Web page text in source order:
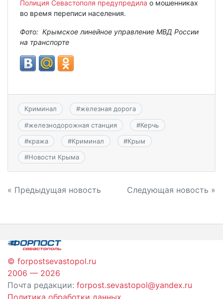
Полиция Севастополя предупредила о мошенниках
во время переписи населения.
Фото: Крымское линейное управление МВД России
на транспорте
Криминал #железная дорога
#железнодорожная станция #Керчь
#кража #Криминал #Крым
#Новости Крыма
Навигация
записям
« Предыдущая новость Следующая новость »
© forpostsevastopol.ru
2006 — 2026
Почта редакции: forpost.sevastopol@yandex.ru
Политика обработки данных